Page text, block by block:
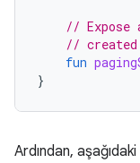
// Expose
//
fun
}
Ardından,